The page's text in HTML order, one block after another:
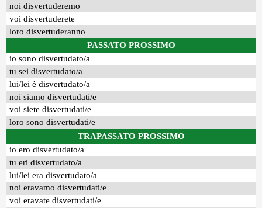
noi disvertuderemo
voi disvertuderete
loro disvertuderanno
PASSATO PROSSIMO
io sono disvertudato/a
tu sei disvertudato/a
lui/lei è disvertudato/a
noi siamo disvertudati/e
voi siete disvertudati/e
loro sono disvertudati/e
TRAPASSATO PROSSIMO
io ero disvertudato/a
tu eri disvertudato/a
lui/lei era disvertudato/a
noi eravamo disvertudati/e
voi eravate disvertudati/e